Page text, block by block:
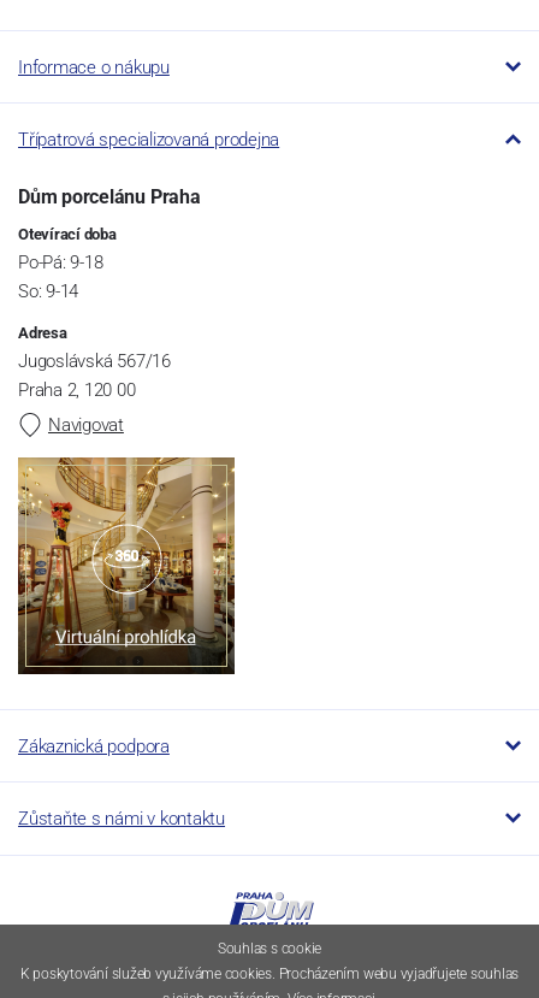
Informace o nákupu
Třípatrová specializovaná prodejna
Dům porcelánu Praha
Otevírací doba
Po-Pá: 9-18
So: 9-14
Adresa
Jugoslávská 567/16
Praha 2, 120 00
Navigovat
Zákaznická podpora
Zůstaňte s námi v kontaktu
Souhlas s cookie
K poskytování služeb využíváme cookies. Procházením webu vyjadřujete souhlas